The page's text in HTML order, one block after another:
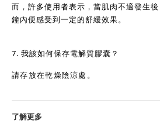
而，許多使用者表示，當肌肉不適發生
鐘內便感受到一定的舒緩效果。
7. 我該如何保存電解質膠囊？
請存放在乾燥陰涼處。
了解更多